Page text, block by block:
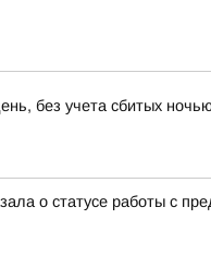
без учета сбитых
о статусе работы с